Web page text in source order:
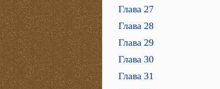
Глава 27
Глава 28
Глава 29
Глава 30
Глава 31